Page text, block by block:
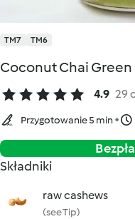
TM7 TM6
Coconut Chai
4.9 29
Przygotowanie 5 min
Składniki
raw cashews
(see Tip)